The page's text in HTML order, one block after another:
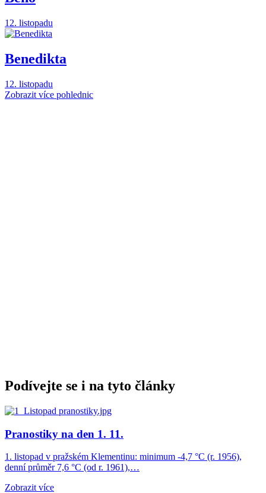
12. listopadu
Benedikta
12. listopadu
Zobrazit více pohlednic
Podívejte se i na tyto články
Pranostiky na den 1. 11.
1. listopad v pražském Klementinu: minimum -4,7 °C (r. 1956),
denní průměr 7,6 °C (od r. 1961),…
Zobrazit více